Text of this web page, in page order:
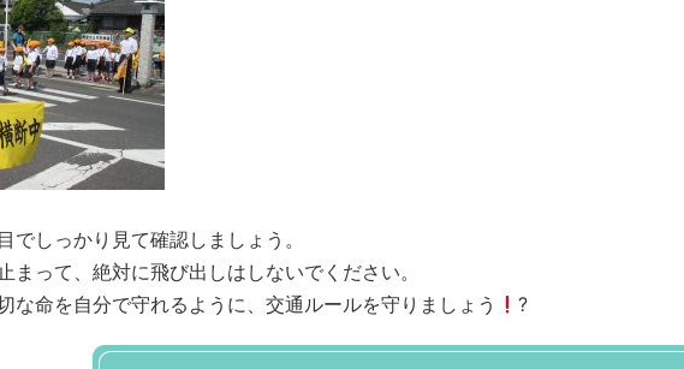
でしっかり見て確認しましょう。
まって、絶対に飛び出しはしないでください。
な命を自分で守れるように、交通ルールを守りましょう
?